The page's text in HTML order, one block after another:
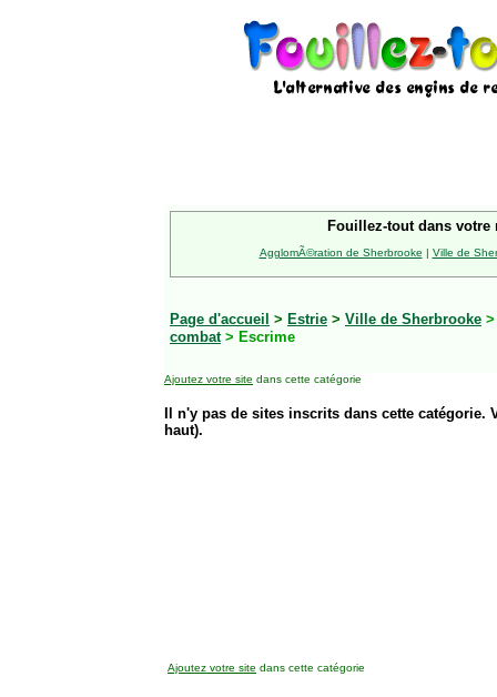
Fouillez-tout dans votre
AgglomÃ©ration de Sherbrooke | Ville de
Page d'accueil > Estrie > Ville de Sherbrooke
combat> Escrime
Ajoutez votre site dans cette catégorie
Il n'y pas de sites inscrits dans cette
haut).
Ajoutez votre site dans cette catégorie